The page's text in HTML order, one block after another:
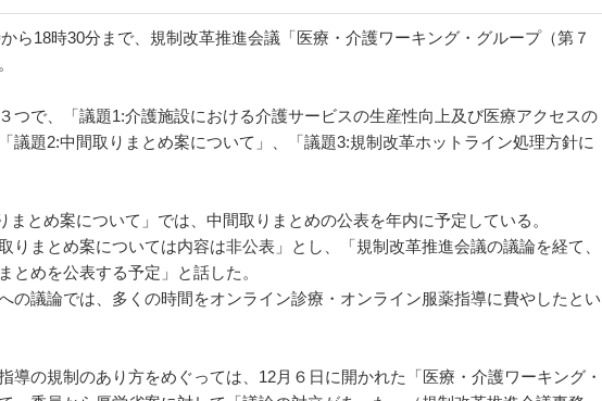
ら18時30分まで、規制改革推進会議「医療・介護ワーキング・グループ（第７
つで、「議題1:介護施設における介護サービスの生産性向上及び医療アクセスの
議題2:中間取りまとめ案について」、「議題3:規制改革ホットライン処理方針に
とめ案について」では、中間取りまとめの公表を年内に予定している。
りまとめ案については内容は非公表」とし、「規制改革推進会議の議論を経て、
とめを公表する予定」と話した。
の議論では、多くの時間をオンライン診療・オンライン服薬指導に費やしたとい
導の規制のあり方をめぐっては、12月６日に開かれた「医療・介護ワーキング・